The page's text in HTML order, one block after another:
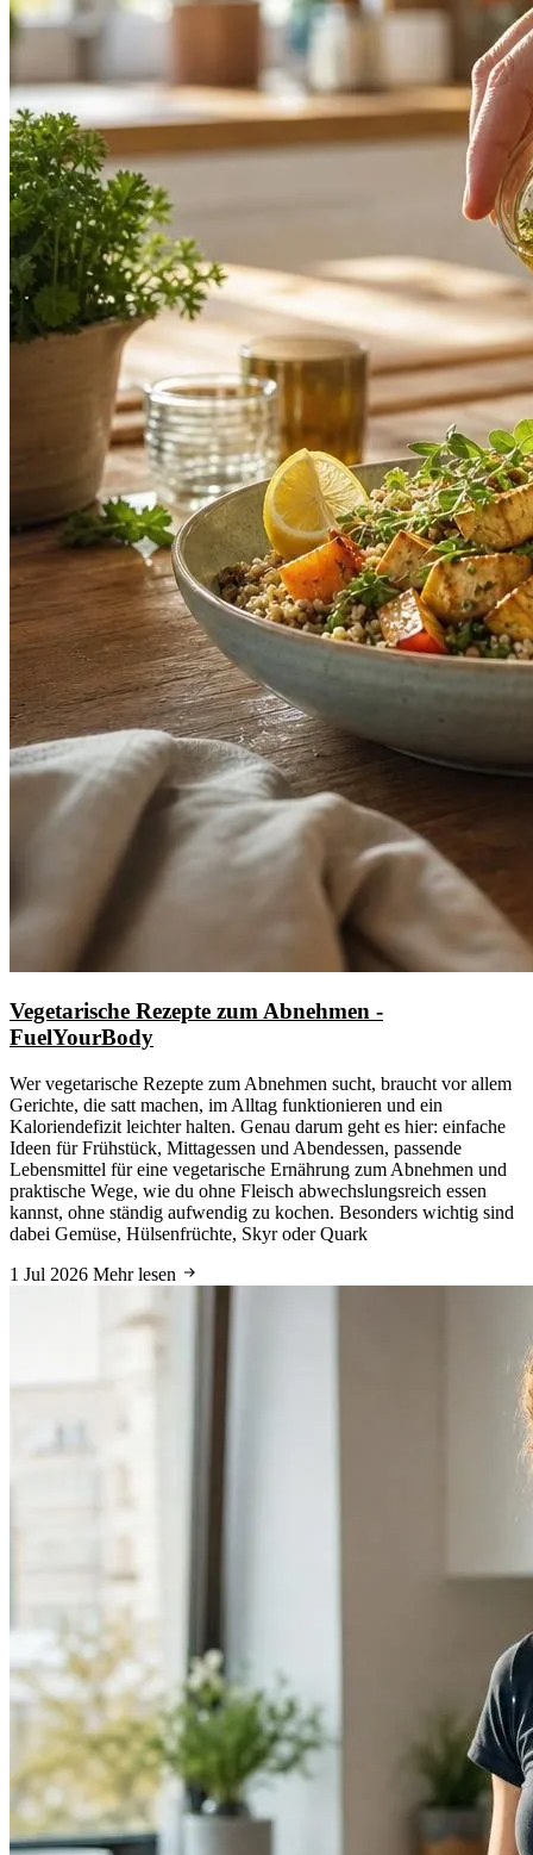
Vegetarische Rezepte zum Abnehmen -
FuelYourBody
Wer vegetarische Rezepte zum Abnehmen sucht, braucht vor allem
Gerichte, die satt machen, im Alltag funktionieren und ein
Kaloriendefizit leichter halten. Genau darum geht es hier: einfache
Ideen für Frühstück, Mittagessen und Abendessen, passende
Lebensmittel für eine vegetarische Ernährung zum Abnehmen und
praktische Wege, wie du ohne Fleisch abwechslungsreich essen
kannst, ohne ständig aufwendig zu kochen. Besonders wichtig sind
dabei Gemüse, Hülsenfrüchte, Skyr oder Quark
1 Jul 2026 Mehr lesen